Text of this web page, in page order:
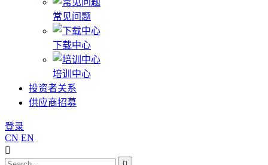
常见问题
下载中心
培训中心
投资者关系
供应商招募
登录
CN EN